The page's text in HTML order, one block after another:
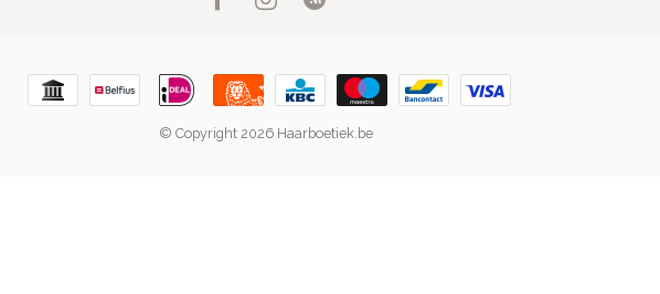
© Copyright 2026 Haarboetiek.be